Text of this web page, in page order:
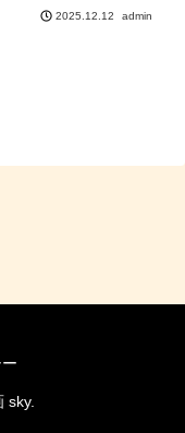
2025.12.12 admin
sky.